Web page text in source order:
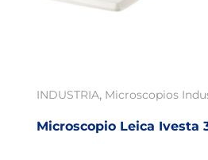
INDUSTRIA, Microscopios
Microscopio Leica Ivesta